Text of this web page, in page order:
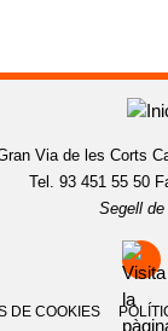
Via de les Corts
Tel. 93 451 55 50
Segell
DE COOKIES